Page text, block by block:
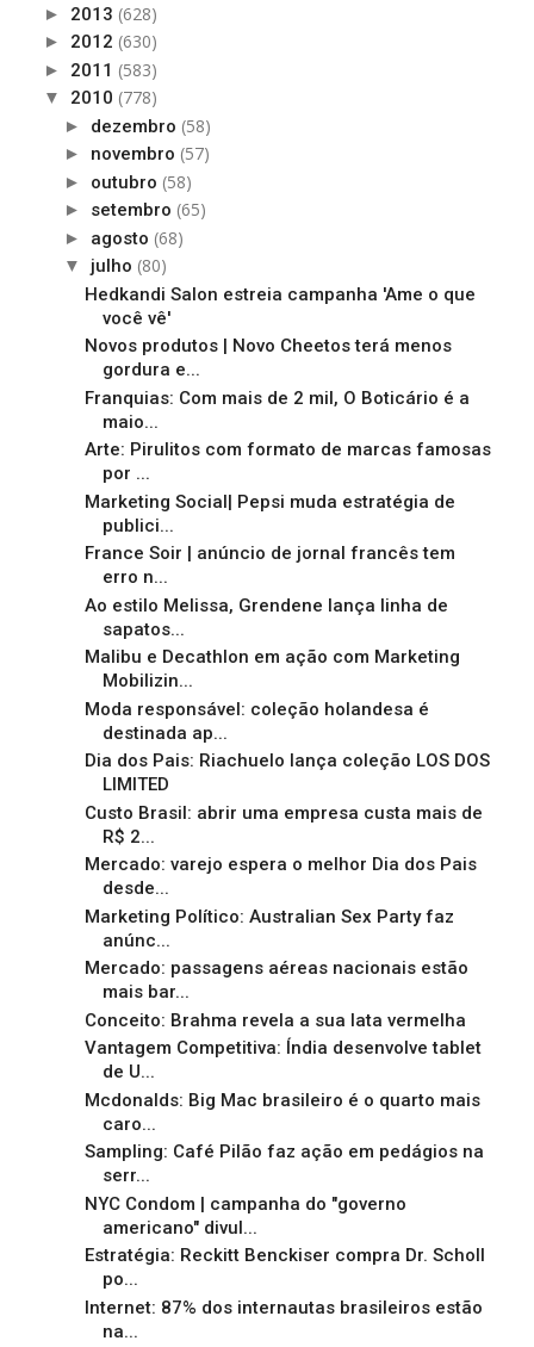
► 2013 (628)
► 2012 (630)
► 2011 (583)
▼ 2010 (778)
► dezembro (58)
► novembro (57)
► outubro (58)
► setembro (65)
► agosto (68)
▼ julho (80)
Hedkandi Salon estreia campanha 'Ame o que
você vê'
Novos produtos | Novo Cheetos terá menos
gordura e...
Franquias: Com mais de 2 mil, O Boticário é a
maio...
Arte: Pirulitos com formato de marcas famosas
por ...
Marketing Social| Pepsi muda estratégia de
publici...
France Soir | anúncio de jornal francês tem
erro n...
Ao estilo Melissa, Grendene lança linha de
sapatos...
Malibu e Decathlon em ação com Marketing
Mobilizin...
Moda responsável: coleção holandesa é
destinada ap...
Dia dos Pais: Riachuelo lança coleção LOS DOS
LIMITED
Custo Brasil: abrir uma empresa custa mais de
R$ 2...
Mercado: varejo espera o melhor Dia dos Pais
desde...
Marketing Político: Australian Sex Party faz
anúnc...
Mercado: passagens aéreas nacionais estão
mais bar...
Conceito: Brahma revela a sua lata vermelha
Vantagem Competitiva: Índia desenvolve tablet
de U...
Mcdonalds: Big Mac brasileiro é o quarto mais
caro...
Sampling: Café Pilão faz ação em pedágios na
serr...
NYC Condom | campanha do "governo
americano" divul...
Estratégia: Reckitt Benckiser compra Dr. Scholl
po...
Internet: 87% dos internautas brasileiros estão
na...